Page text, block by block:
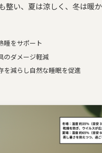
整い、夏は涼しく、冬は暖
睡をサポート
のダメージ軽減
を減らし自然な睡眠を促進